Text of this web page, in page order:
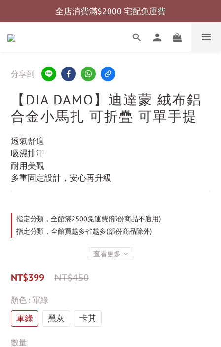
全店消費滿$999 超商免運費
全店消費滿$2000 宅配免運費
全店消費滿$999 超商免運費
分享到
【DIA DAMO】迪達蒙 絨布鋁
合金小馬扎 可折疊 可單手提
透氣舒適
吸濕排汗
耐用美觀
多重固定設計，安心再升級
指定分類，全館滿2500免運費(部份商品不適用)
指定分類，全館買越多省越多(部份商品除外)
查看更多
NT$399 NT$450
顏色 : 軍綠
軍綠 黑灰 卡其
數量